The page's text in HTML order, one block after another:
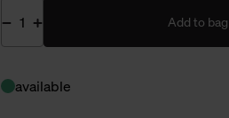
Add to bag
available